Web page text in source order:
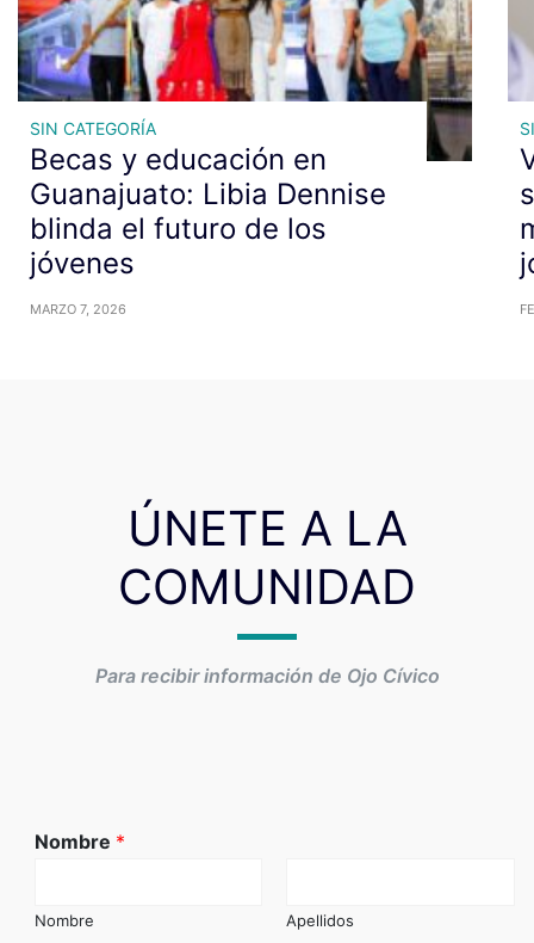
SIN CATEGORÍA
Becas y educación en
Guanajuato: Libia Dennise
blinda el futuro de los
jóvenes
MARZO 7, 2026
ÚNETE A LA
COMUNIDAD
Para recibir información de Ojo Cívico
Nombre *
Nombre Apellidos